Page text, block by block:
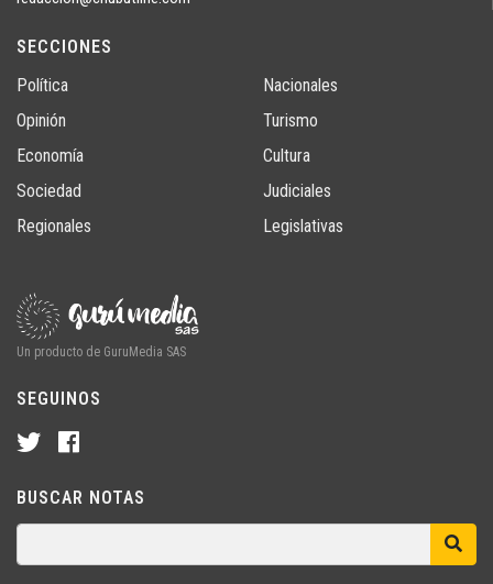
SECCIONES
Política
Opinión
Economía
Sociedad
Regionales
Nacionales
Turismo
Cultura
Judiciales
Legislativas
Un producto de GuruMedia SAS
SEGUINOS
BUSCAR NOTAS